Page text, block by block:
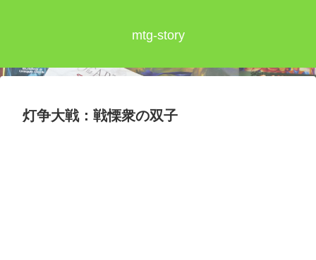
mtg-story
灯争大戦：戦慄衆の双子